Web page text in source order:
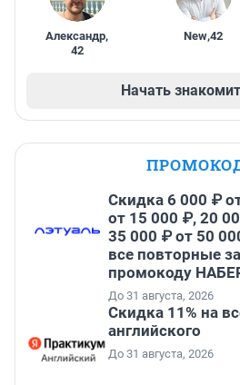
Александр,
42
New,42
Начать
Скидка 6 000 ₽
от 15 000 ₽, 20
35 000 ₽ от 50
все повторные
промокоду
До 31 августа, 2026
Скидка 11% на
английского
До 31 августа, 2026